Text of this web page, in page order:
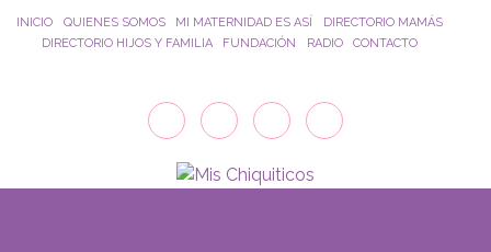
Saltar al contenido principal
INICIO QUIENES SOMOS MI MATERNIDAD ES ASÍ
DIRECTORIO MAMÁS
DIRECTORIO HIJOS Y FAMILIA
FUNDACIÓN RADIO CONTACTO